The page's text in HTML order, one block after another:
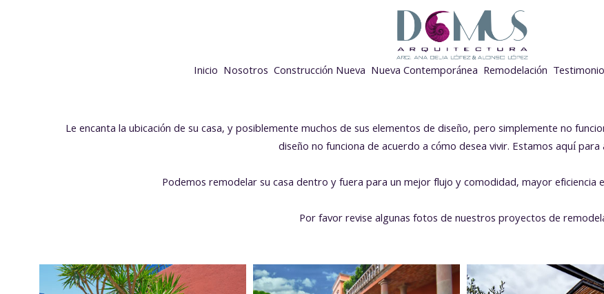
Inicio Nosotros Construcción Nueva Nueva Contemporánea Remodelación
Le encanta la ubicación de su casa, y posiblemente muchos de sus elementos de diseño, pero simplemente no
diseño no funciona de acuerdo a cómo desea vivir. Estamos aquí para
Podemos remodelar su casa dentro y fuera para un mejor flujo y comodidad, mayor eficiencia
Por favor revise algunas fotos de nuestros proyectos de